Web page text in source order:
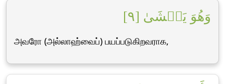
وَهُوَ يَخۡشَىٰ [٩]
அவரோ (அல்லாஹ்வைப்) பயப்படுகிறவராக,